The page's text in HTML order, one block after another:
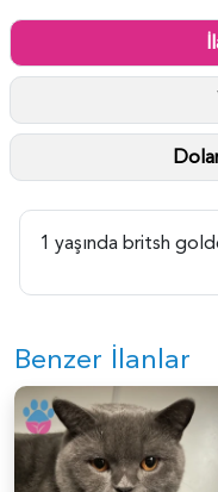
1 yaşında britsh
Benzer İlanlar